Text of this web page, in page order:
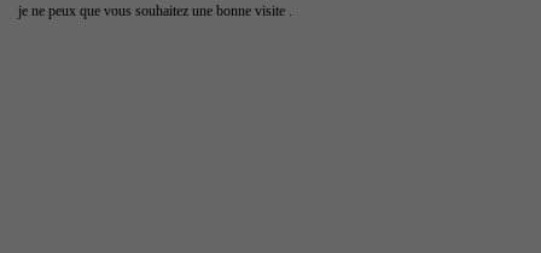
je ne peux que vous souhaitez une bonne visite .